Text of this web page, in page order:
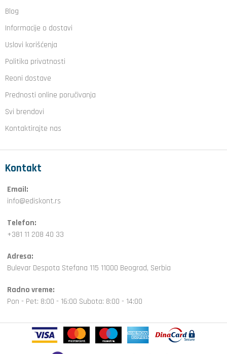
Blog
Informacije o dostavi
Uslovi korišćenja
Politika privatnosti
Reoni dostave
Prednosti online poručivanja
Svi brendovi
Kontaktirajte nas
Kontakt
Email:
info@ediskont.rs
Telefon:
+381 11 208 40 33
Adresa:
Bulevar Despota Stefana 115 11000 Beograd, Serbia
Radno vreme:
Pon - Pet: 8:00 - 16:00 Subota: 8:00 - 14:00